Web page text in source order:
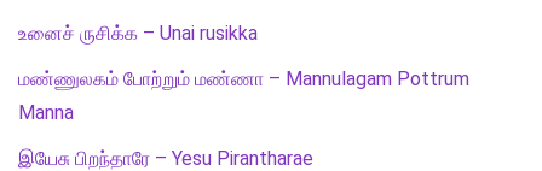
உனைச் ருசிக்க – Unai rusikka
மண்ணுலகம் போற்றும் மண்ணா – Mannulagam Pottrum
Manna
இயேசு பிறந்தாரே – Yesu Pirantharae